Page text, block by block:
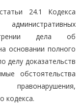
24.1 Кодекса
дела об
основании полного
делу доказательств
обстоятельства
правонарушения,
кодекса.